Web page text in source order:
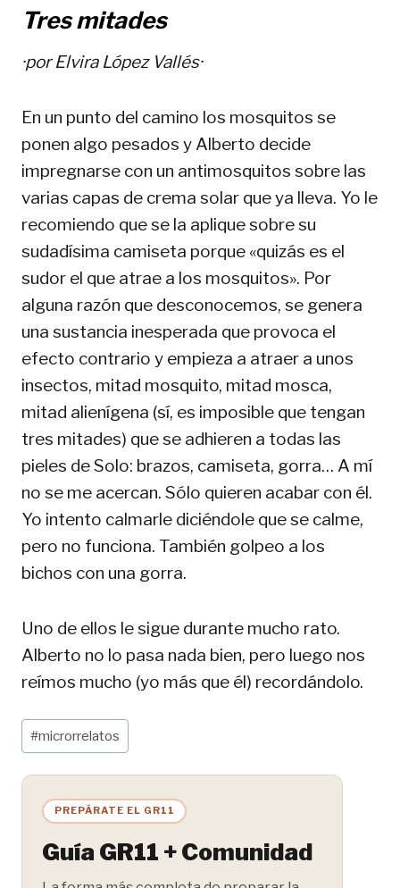
Tres mitades
·porElvira López Vallés·
En un punto del camino los mosquitos se
ponen algo pesados y Alberto decide
impregnarse con un antimosquitos sobre las
varias capas de crema solar que ya lleva. Yo le
recomiendo que se la aplique sobre su
sudadísima camiseta porque «quizás es el
sudor el que atrae a los mosquitos». Por
alguna razón que desconocemos, se genera
una sustancia inesperada que provoca el
efecto contrario y empieza a atraer a unos
insectos, mitad mosquito, mitad mosca,
mitad alienígena (sí, es imposible que tengan
tres mitades) que se adhieren a todas las
pieles de Solo: brazos, camiseta, gorra… A mí
no se me acercan. Sólo quieren acabar con él.
Yo intento calmarle diciéndole que se calme,
pero no funciona. También golpeo a los
bichos con una gorra.
Uno de ellos le sigue durante mucho rato.
Alberto no lo pasa nada bien, pero luego nos
reímos mucho (yo más que él) recordándolo.
Etiquetas
de
la
entrada:
#microrrelatos
PREPÁRATE EL GR11
Guía GR11 + Comunidad